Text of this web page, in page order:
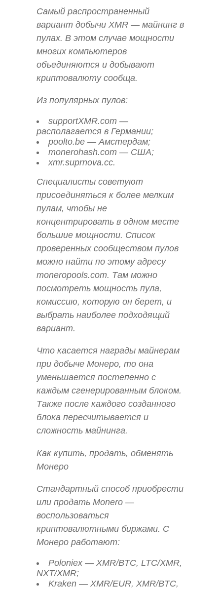
Самый распространенный
вариант добычи XMR — майнинг в
пулах. В этом случае мощности
многих компьютеров
объединяются и добывают
криптовалюту сообща.
Из популярных пулов:
supportXMR.com —
располагается в Германии;
poolto.be — Амстердам;
monerohash.com — США;
xmr.suprnova.cc.
Специалисты советуют
присоединяться к более мелким
пулам, чтобы не
концентрировать в одном месте
большие мощности. Список
проверенных сообществом пулов
можно найти по этому адресу
moneropools.com. Там можно
посмотреть мощность пула,
комиссию, которую он берет, и
выбрать наиболее подходящий
вариант.
Что касается награды майнерам
при добыче Монеро, то она
уменьшается постепенно с
каждым сгенерированным блоком.
Также после каждого созданного
блока пересчитывается и
сложность майнинга.
Как купить, продать, обменять
Монеро
Стандартный способ приобрести
или продать Monero —
воспользоваться
криптовалютными биржами. С
Монеро работают:
Poloniex — XMR/BTC, LTC/XMR,
NXT/XMR;
Kraken — XMR/EUR, XMR/BTC,